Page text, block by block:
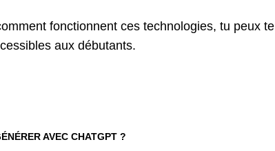
fonctionnent ces technologies, tu peux te
aux débutants.
AVEC CHATGPT ?